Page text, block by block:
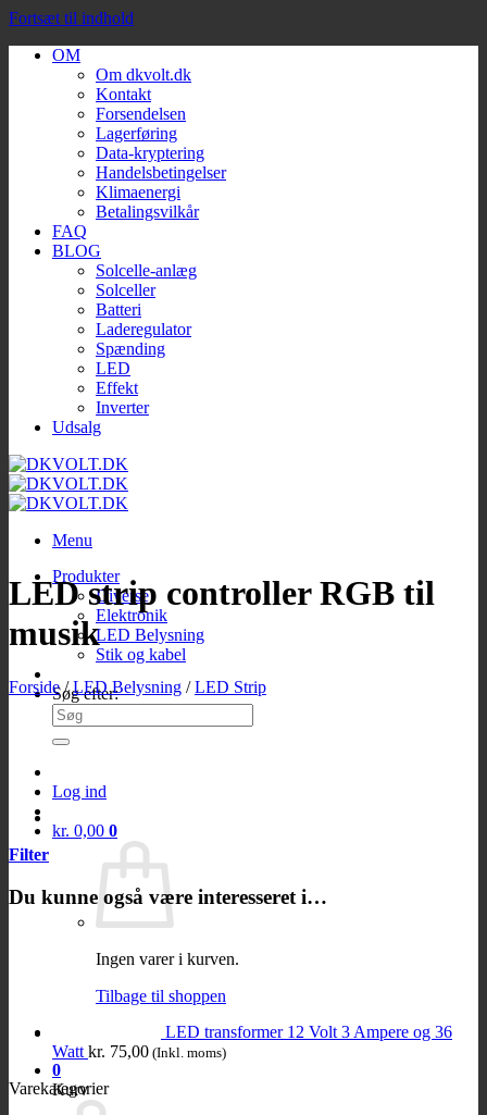
Fortsæt til indhold
OM
Om dkvolt.dk
Kontakt
Forsendelsen
Lagerføring
Data-kryptering
Handelsbetingelser
Klimaenergi
Betalingsvilkår
FAQ
BLOG
Solcelle-anlæg
Solceller
Batteri
Laderegulator
Spænding
LED
Effekt
Inverter
Udsalg
Menu
Produkter
Diverse
Elektronik
LED Belysning
Stik og kabel
Søg efter:
Log ind
kr. 0,00 0
Ingen varer i kurven.
Tilbage til shoppen
0
Kurv
LED strip controller RGB til
musik
Forside / LED Belysning / LED Strip
Filter
Du kunne også være interesseret i…
LED transformer 12 Volt 3 Ampere og 36
Watt kr. 75,00 (Inkl. moms)
Varekategorier